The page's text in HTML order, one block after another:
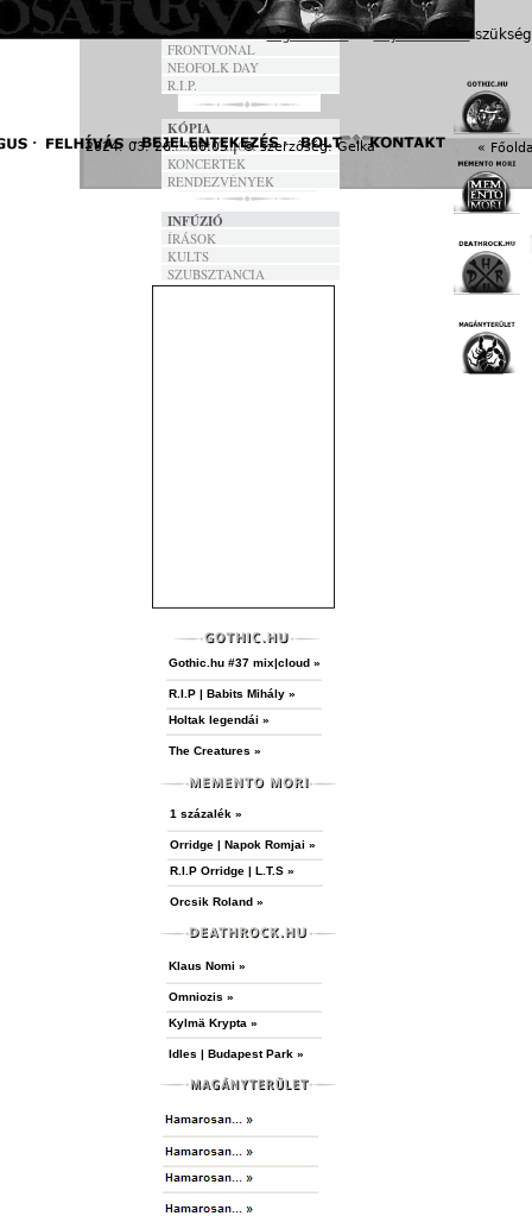
A hozzászóláshozregisztrációésbejelentkezés
2024. 03. 26. - 06:05 | © szerzőség:Gelka «
ANNO
FRONTVONAL
NEOFOLK DAY
R.I.P.
KÓPIA
FESZTIVÁLOK
KONCERTEK
RENDEZVÉNYEK
INFÚZIÓ
ÍRÁSOK
KULTS
SZUBSZTANCIA
Gothic.hu #37 mix|cloud »
R.I.P | Babits Mihály »
Holtak legendái »
The Creatures »
1 százalék »
Orridge | Napok Romjai »
R.I.P Orridge | L.T.S »
Orcsik Roland »
Klaus Nomi »
Omniozis »
Kylmä Krypta »
Idles | Budapest Park »